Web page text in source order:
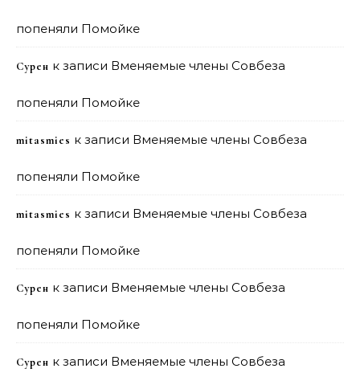
попеняли Помойке
Сурен к записи Вменяемые члены Совбеза
попеняли Помойке
mitasmies к записи Вменяемые члены Совбеза
попеняли Помойке
mitasmies к записи Вменяемые члены Совбеза
попеняли Помойке
Сурен к записи Вменяемые члены Совбеза
попеняли Помойке
Сурен к записи Вменяемые члены Совбеза